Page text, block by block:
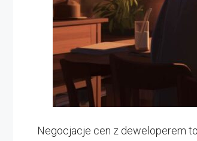
Negocjacje cen z deweloperem